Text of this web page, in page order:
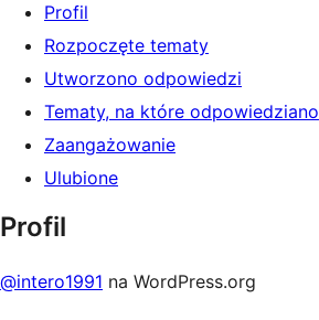
Profil
Rozpoczęte tematy
Utworzono odpowiedzi
Tematy, na które odpowiedziano
Zaangażowanie
Ulubione
Profil
@intero1991 na WordPress.org